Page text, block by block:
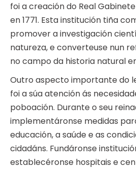
foi a creación do Real
en 1771. Esta institución tiña
promover a investigación
natureza, e converteuse nun
no campo da historia natural
Outro aspecto importante do
foi a súa atención ás
poboación. Durante o seu
implementáronse medidas
educación, a saúde e as
cidadáns. Fundáronse
establecéronse hospitais e